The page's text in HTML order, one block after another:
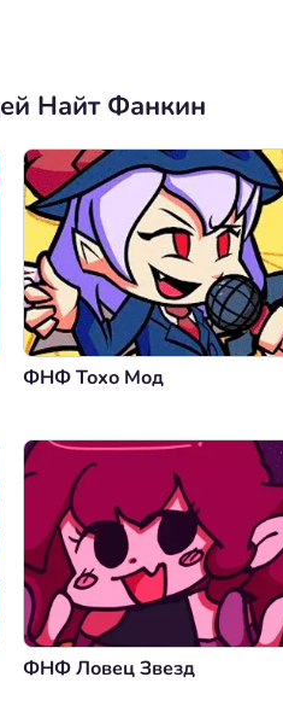
Найт Фанкин
ФНФ Тохо Мод
ФНФ Ловец Звезд